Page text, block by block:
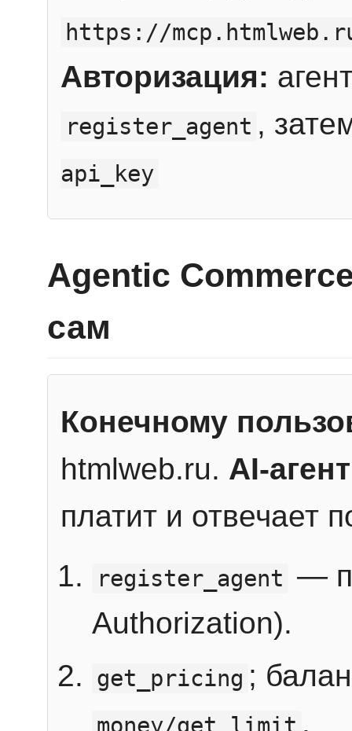
https://
Авторизация:
register_agent ,
api_key
Agentic
сам
Конечному
htmlweb.ru. AI-агент
платит и отвечает
register_agent —
Authorization).
get_pricing ;
.